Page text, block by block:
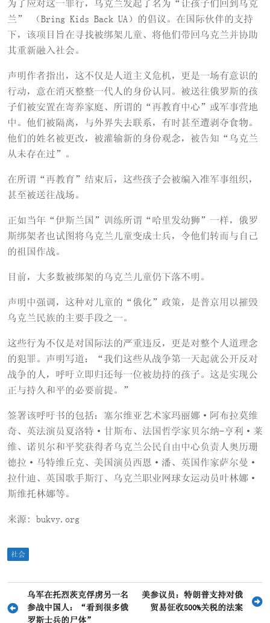
为了应对这一罪行，乌克兰发起了名为“让孩子们回到乌克
兰” （Bring Kids Back UA）的倡议。在国际伙伴的支持
下，该项目旨在寻找被绑架儿童、将他们带回乌克兰并协助
其重新融入社会。
声明作者指出，这不仅是人道主义危机，更是一场有意识的
行动，意在消灭整整一代人的身份认同。被送往俄罗斯的孩
子们被安置在寄养家庭、所谓的“再教育中心”或军事营地
中。他们被隔离，与外界失去联系，有时甚至遭剥夺食物。
他们的姓名被更改，被灌输新的身份观念，被告知“乌克兰
从未存在过”。
在所谓“再教育”结束后，这些孩子会被编入准军事组织，
甚至被送往战场。
正如当年“伊斯兰国”训练所谓“哈里发幼狮”一样，俄罗
斯绑架者也试图将乌克兰儿童变成士兵，令他们转而与自己
的祖国作战。
目前，大多数被绑架的乌克兰儿童仍下落不明。
声明中强调，这种对儿童的“俄化”政策，是普京用以摧毁
乌克兰民族的主要手段之一。
这些行为不仅是对国际法的严重违反，更是对整个人道理念
的犯罪。声明写道：“我们这些从战争第一天起就公开反对
战争的人，呼吁立即归还每一位被劫持的孩子。这是实现公
正与持久和平的必要前提。”
签署该呼吁书的包括：塞尔维亚艺术家玛丽娜·阿布拉莫维
奇、英法演员夏洛特·甘斯布、法国哲学家贝尔纳-亨利·莱
维、诺贝尔和平奖获得者乌克兰公民自由中心负责人奥历珊
德拉·马特维丘克、美国演员西恩·潘、英国作家萨尔曼·
拉什迪、英国歌手斯汀、乌克兰职业网球女运动员叶林娜·
斯维托林娜等。
来源: bukvy.org
社会
章
乌军在托烈茨克俘虏另一名
参战中国人：“看到很多俄
罗斯士兵的尸体”
美参议员：特朗普支持对俄
贸易征收500%关税的法案